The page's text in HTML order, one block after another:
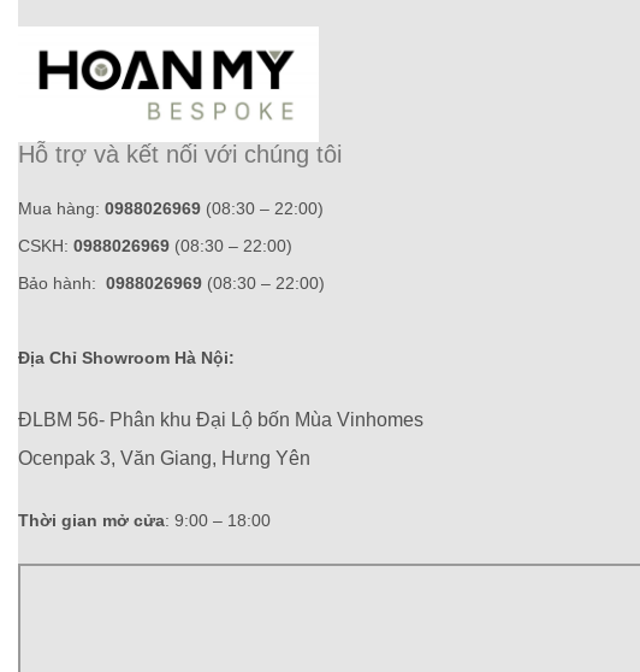
Hỗ trợ và kết nối với chúng tôi
Mua hàng: 0988026969 (08:30 – 22:00)
CSKH: 0988026969 (08:30 – 22:00)
Bảo hành: 0988026969 (08:30 – 22:00)
Địa Chỉ Showroom Hà Nội:
ĐLBM 56- Phân khu Đại Lộ bốn Mùa Vinhomes
Ocenpak 3, Văn Giang, Hưng Yên
Thời gian mở cửa: 9:00 – 18:00